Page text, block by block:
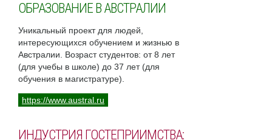
ОБРАЗОВАНИЕ В АВСТРАЛИИ
Уникальный проект для людей,
интересующихся обучением и жизнью в
Австралии. Возраст студентов: от 8 лет
(для учебы в школе) до 37 лет (для
обучения в магистратуре).
https://www.austral.ru
ИНДУСТРИЯ ГОСТЕПРИИМСТВА: